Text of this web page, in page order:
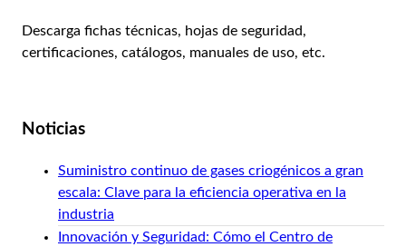
Descarga fichas técnicas, hojas de seguridad,
certificaciones, catálogos, manuales de uso, etc.
Noticias
Suministro continuo de gases criogénicos a gran
escala: Clave para la eficiencia operativa en la
industria
Innovación y Seguridad: Cómo el Centro de